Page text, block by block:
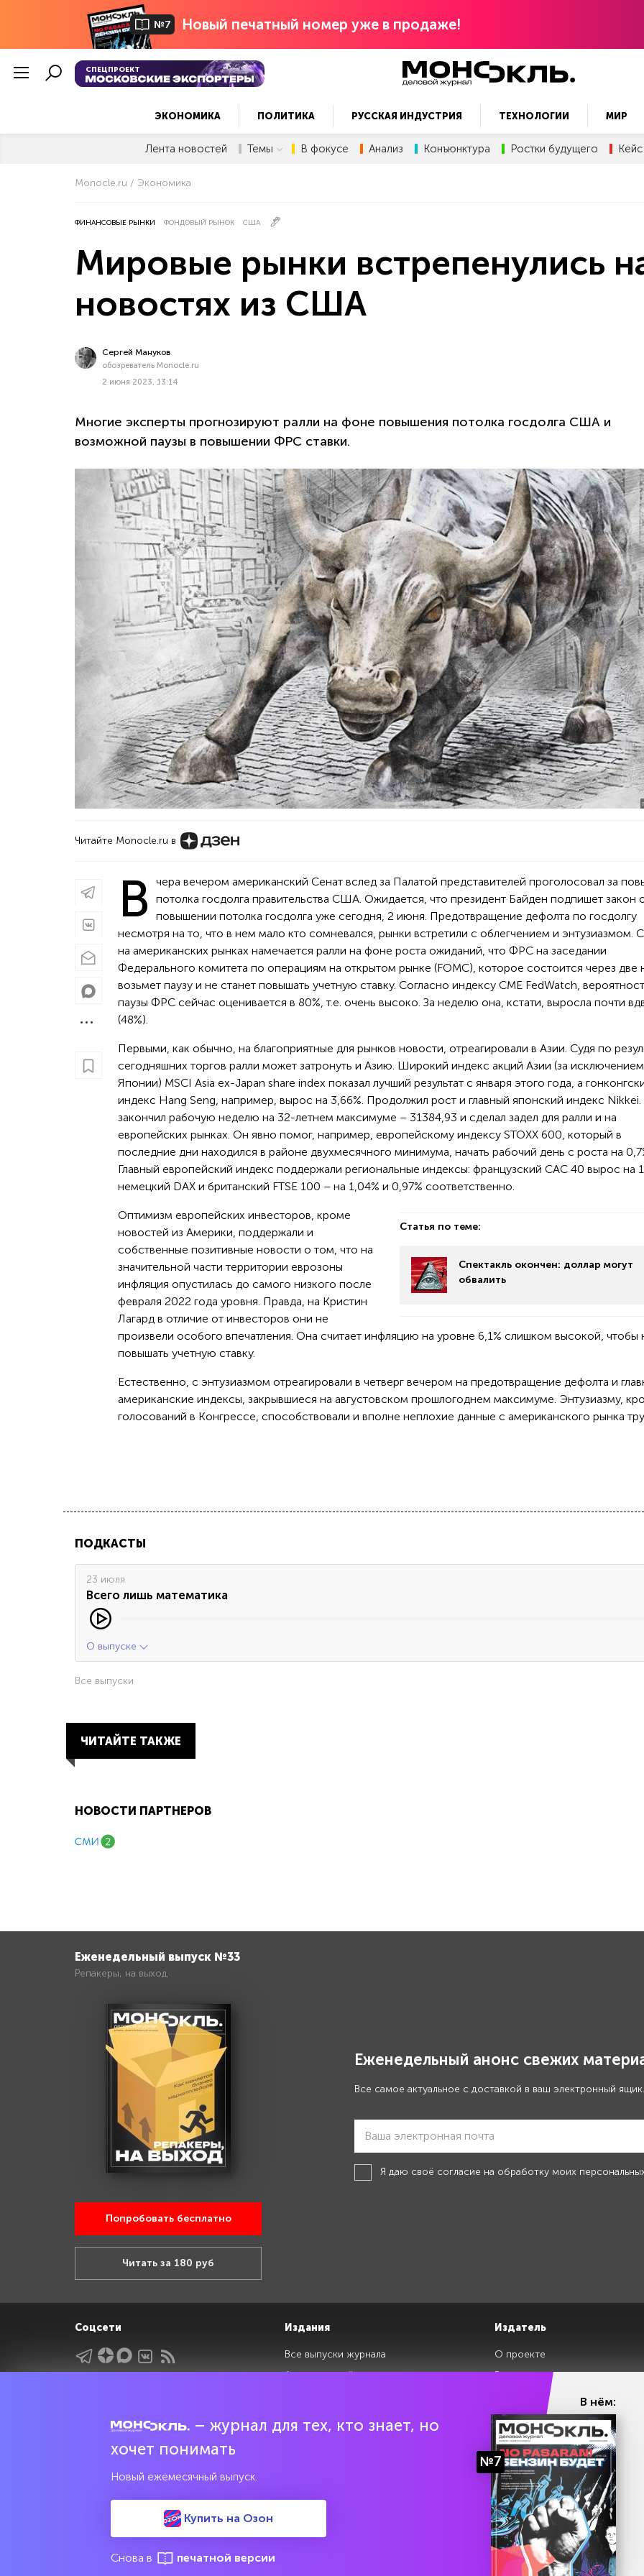
№7 Новый печатный номер уже в продаже!
СПЕЦПРОЕКТ
ЭКОНОМИКА ПОЛИТИКА РУССКАЯ ИНДУСТРИЯ ТЕХНОЛОГИИ МИР
Лента новостей Темы В фокусе Анализ Конъюнктура Ростки будущего Кейс
Monocle.ru Экономика
ФИНАНСОВЫЕ РЫНКИ ФОНДОВЫЙ РЫНОК США
Мировые рынки встрепенулись
новостях из США
Сергей Мануков
обозреватель Monocle.ru
2 июня 2023, 13:14
Многие эксперты прогнозируют ралли на фоне повышения потолка госдолга США и
возможной паузы в повышении ФРС ставки.
Читайте Monocle.ru в
В
чера вечером американский Сенат вслед за Палатой представителей проголосовал за
потолка госдолга правительства США. Ожидается, что президент Байден подпишет закон
повышении потолка госдолга уже сегодня, 2 июня. Предотвращение дефолта по госдолгу
несмотря на то, что в нем мало кто сомневался, рынки встретили с облегчением и энтузиазмом.
на американских рынках намечается ралли на фоне роста ожиданий, что ФРС на заседании
Федерального комитета по операциям на открытом рынке (FOMC), которое состоится через две
возьмет паузу и не станет повышать учетную ставку. Согласно индексу CME FedWatch,
паузы ФРС сейчас оценивается в 80%, т.е. очень высоко. За неделю она, кстати, выросла почти
(48%).
Первыми, как обычно, на благоприятные для рынков новости, отреагировали в Азии. Судя по
сегодняшних торгов ралли может затронуть и Азию. Широкий индекс акций Азии (за исключением
Японии) MSCI Asia ex-Japan share index показал лучший результат с января этого года, а
индекс Hang Seng, например, вырос на 3,66%. Продолжил рост и главный японский индекс
закончил рабочую неделю на 32-летнем максимуме – 31384,93 и сделал задел для ралли и на
европейских рынках. Он явно помог, например, европейскому индексу STOXX 600, который в
последние дни находился в районе двухмесячного минимума, начать рабочий день с роста на
Главный европейский индекс поддержали региональные индексы: французский CAC 40 вырос на
немецкий DAX и британский FTSE 100 – на 1,04% и 0,97% соответственно.
Статья по теме:
Спектакль окончен: доллар могут
обвалить
Оптимизм европейских инвесторов, кроме
новостей из Америки, поддержали и
собственные позитивные новости о том, что на
значительной части территории еврозоны
инфляция опустилась до самого низкого после
февраля 2022 года уровня. Правда, на Кристин
Лагард в отличие от инвесторов они не
произвели особого впечатления. Она считает инфляцию на уровне 6,1% слишком высокой, чтобы
повышать учетную ставку.
Естественно, с энтузиазмом отреагировали в четверг вечером на предотвращение дефолта и
американские индексы, закрывшиеся на августовском прошлогоднем максимуме. Энтузиазму,
голосований в Конгрессе, способствовали и вполне неплохие данные с американского рынка
ПОДКАСТЫ
23 июля
Всего лишь математика
О выпуске
Все выпуски
ЧИТАЙТЕ ТАКЖЕ
НОВОСТИ ПАРТНЕРОВ
Еженедельный выпуск №33
Репакеры, на выход
Попробовать бесплатно
Читать за 180 руб
Еженедельный анонс свежих
Все самое актуальное с доставкой в ваш электронный ящик.
Я даю своё согласие на обработку моих
Соцсети
Интервью
Издания
Все выпуски журнала
Архив изданий
Издатель
О проекте
Редакция
Контакты
Свидетельство о регистрации средства массовой информации Эл № ФС77-87108 от 26 марта 2024 г. Выдано Федеральной службой по
культурного наследия
© 2017—2026 АНО «Творческий коллектив Эксперт» Политика конфиденциальности Условия использования
– журнал для тех, кто знает, но
хочет понимать
Новый ежемесячный выпуск.
Купить на Озон
Снова в печатной версии
В нём:
№7